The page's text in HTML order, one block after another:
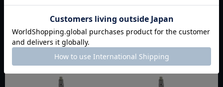
カートに入れる カートに入れる